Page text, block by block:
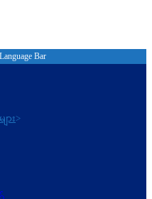
Bar
ား>